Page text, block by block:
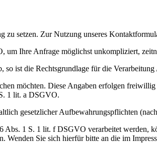
setzen. Zur Nutzung unseres
Ihre Anfrage möglichst unkompliziert,
so ist die Rechtsgrundlage für die
möchten. Diese Angaben erfolgen
1 lit. a DSGVO.
gesetzlicher Aufbewahrungspflichten
1 S. 1 lit. f DSGVO verarbeitet werden,
Sie sich hierfür bitte an die im